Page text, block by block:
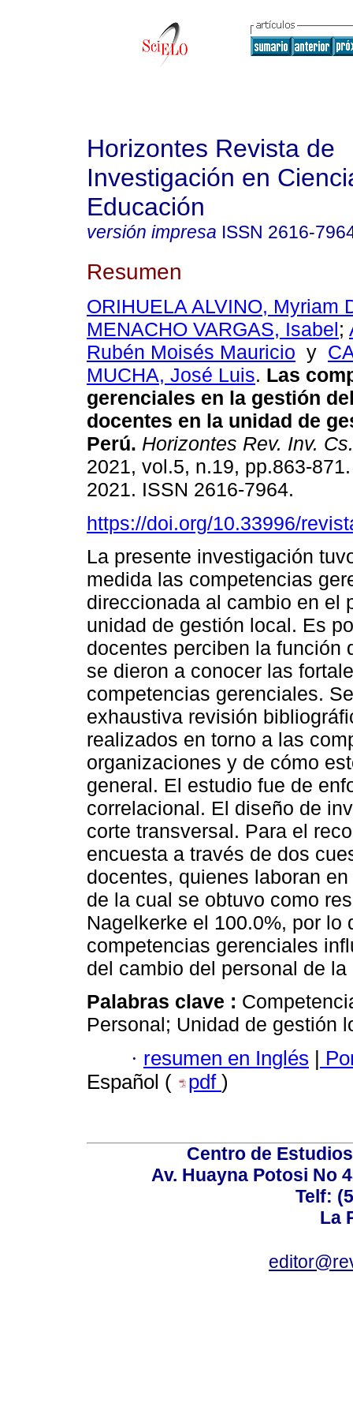
Horizontes Revista de
Investigación en
Educación
versión impresa ISSN 2616-
Resumen
ORIHUELA ALVINO, Myriam
MENACHO VARGAS, Isabel;
Rubén Moisés Mauricio y
MUCHA, José Luis. Las
gerenciales en la gestión
docentes en la unidad de
Perú. Horizontes Rev. Inv.
2021, vol.5, n.19, pp.863-
2021. ISSN 2616-7964.
https://doi.org/10.33996/
La presente investigación
medida las competencias
direccionada al cambio en el
unidad de gestión local. Es
docentes perciben la función
se dieron a conocer las
competencias gerenciales.
exhaustiva revisión
realizados en torno a las
organizaciones y de cómo
general. El estudio fue de
correlacional. El diseño de
corte transversal. Para el
encuesta a través de dos
docentes, quienes laboran
de la cual se obtuvo como
Nagelkerke el 100.0%, por lo
competencias gerenciales
del cambio del personal de
Palabras clave :
Personal; Unidad de gestión
· resumen en Inglés |
Español (
pdf )
Centro de
Av. Huayna Potosi No
Telf:
La